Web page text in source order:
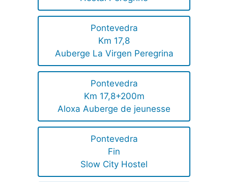
Pontevedra
Km 17,8
Auberge La Virgen Peregrina
Pontevedra
Km 17,8+200m
Aloxa Auberge de jeunesse
Pontevedra
Fin
Slow City Hostel